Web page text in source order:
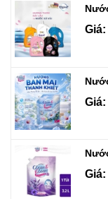
Giá:
Giá:
Giá: